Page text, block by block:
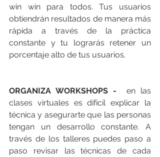
win win para todos. Tus usuarios
obtiendrán resultados de manera más
rápida a través de la práctica
constante y tu lograrás retener un
porcentaje alto de tus usuarios.
ORGANIZA WORKSHOPS -
en las
clases virtuales es difícil explicar la
técnica y asegurarte que las personas
tengan un desarrollo constante. A
través de los talleres puedes paso a
paso revisar las técnicas de cada